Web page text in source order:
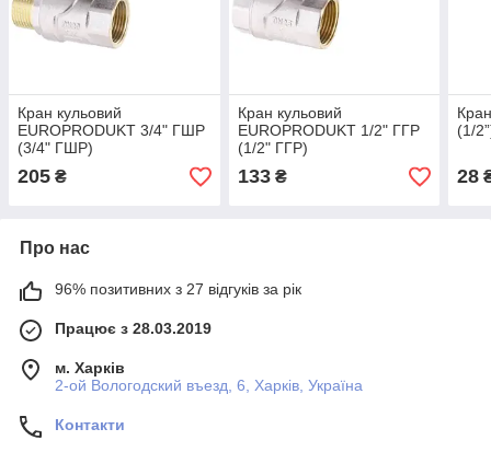
Кран кульовий
EUROPRODUKT 3/4" ГШР
(3/4" ГШР)
205 ₴
Кран кульовий
EUROPRODUKT 1/2" ГГР
(1/2" ГГР)
133₴
(1/
28
Про нас
96% позитивних з 27 відгуків за рік
Працює з 28.03.2019
м. Харків
2-ой Вологодский въезд, 6, Харків, Україна
Контакти